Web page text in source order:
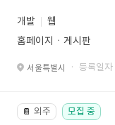
개발
웹
홈페이지ㆍ게시판
서울특별시 · 등록일
📔 외주 모집 중